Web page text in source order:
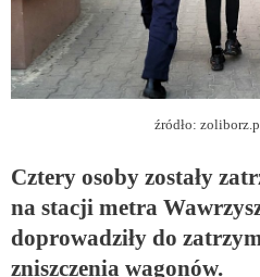
źródło:
Cztery osoby zostały
na stacji metra
doprowadziły do
zniszczenia wagonów.